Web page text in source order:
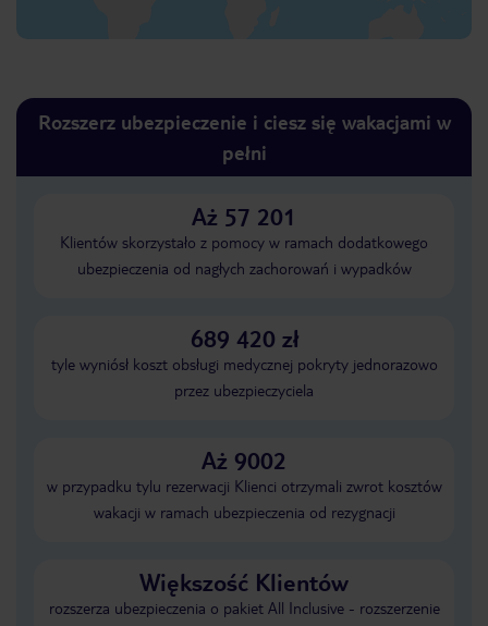
Rozszerz ubezpieczenie i ciesz się wakacjami w
pełni
Aż 57 201
Klientów skorzystało z pomocy w ramach dodatkowego
ubezpieczenia od nagłych zachorowań i wypadków
689 420 zł
tyle wyniósł koszt obsługi medycznej pokryty jednorazowo
przez ubezpieczyciela
Aż 9002
w przypadku tylu rezerwacji Klienci otrzymali zwrot kosztów
wakacji w ramach ubezpieczenia od rezygnacji
Większość Klientów
rozszerza ubezpieczenia o pakiet All Inclusive - rozszerzenie